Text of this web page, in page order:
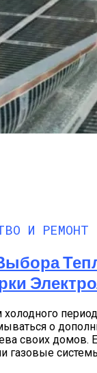
И РЕМОНТ
холодного
о
своих домов.
газовые